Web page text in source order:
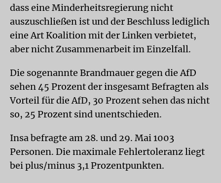
dass eine Minderheitsregierung nicht
auszuschließen ist und der Beschluss lediglich
eine Art Koalition mit der Linken verbietet,
aber nicht Zusammenarbeit im Einzelfall.
Die sogenannte Brandmauer gegen die AfD
sehen 45 Prozent der insgesamt Befragten als
Vorteil für die AfD, 30 Prozent sehen das nicht
so, 25 Prozent sind unentschieden.
Insa befragte am 28. und 29. Mai 1003
Personen. Die maximale Fehlertoleranz liegt
bei plus/minus 3,1 Prozentpunkten.